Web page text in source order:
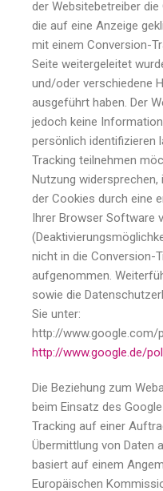
der Websitebetreiber
die auf eine Anzeige
mit einem Conversion-
Seite weitergeleitet
und/oder verschiedene
ausgeführt haben. Der
jedoch keine
persönlich identifizieren
Tracking teilnehmen
Nutzung
der Cookies durch eine
Ihrer Browser Software
nicht in die Conversion-
aufgenommen.
sowie die
Sie unter:
http://
http://www.google.de/
Die Beziehung zum
beim Einsatz des
Tracking auf einer
Übermittlung von Daten
basiert auf einem
Europäischen